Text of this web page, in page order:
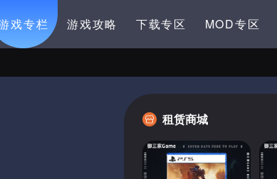
戏专栏 游戏攻略 下载专区 MOD专区
租赁商城